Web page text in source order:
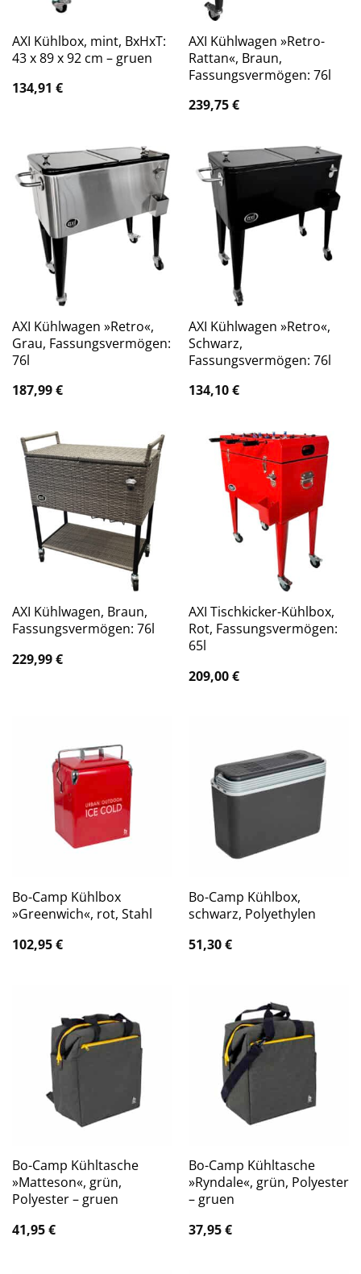
AXI Kühlbox, mint, BxHxT:
43 x 89 x 92 cm – gruen
134,91 €
AXI Kühlwagen »Retro-
Rattan«, Braun,
Fassungsvermögen: 76l
239,75€
AXI Kühlwagen »Retro«,
Grau, Fassungsvermögen:
76l
187,99€
AXI Kühlwagen »Retro«,
Schwarz,
Fassungsvermögen: 76l
134,10€
AXI Kühlwagen, Braun,
Fassungsvermögen: 76l
229,99€
AXI Tischkicker-Kühlbox,
Rot, Fassungsvermögen:
65l
209,00€
Bo-Camp Kühlbox
»Greenwich«, rot, Stahl
102,95€
Bo-Camp Kühlbox,
schwarz, Polyethylen
51,30€
Bo-Camp Kühltasche
»Matteson«, grün,
Polyester – gruen
41,95€
Bo-Camp Kühltasche
»Ryndale«, grün, Polyester
– gruen
37,95€